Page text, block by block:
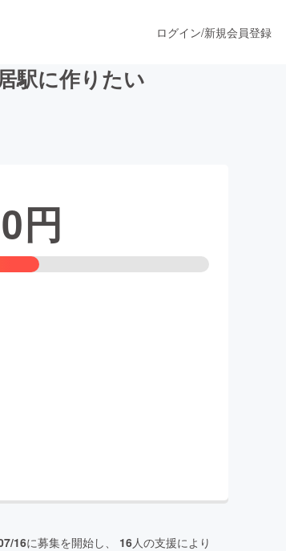
ファッション
ログイン/新規会員登録
駅に作りたい
円
16に募集を開始し、 16人の支援により